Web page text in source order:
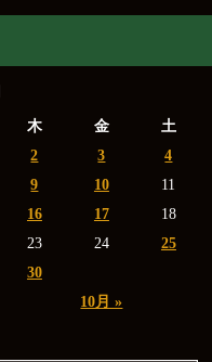
木 金 土
10月 »
2 3
4
9 10
11
16 17
18
23 24
25
30